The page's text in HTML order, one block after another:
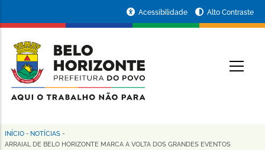
conteúdo
principal
da
Prefeitura
de
Horizonte
Acessibilidade Alto Contraste
Trilha
INÍCIO - NOTÍCIAS -
ARRAIAL DE BELO HORIZONTE MARCA A VOLTA DOS GRANDES EVENTOS